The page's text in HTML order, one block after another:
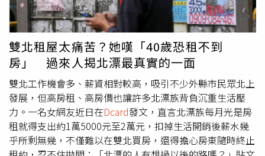
千元薪水更重要」、「發展性好的公司，比短期高薪更有價
值」。也有人提醒，薪資與職稱同樣不能完全忽略，「第一
份工作的薪水，往往會影響下一份工作的談薪基準」、「職
稱也會影響未來轉職與升遷空間」，建議新鮮人在評估工作
時，不妨將薪資、制度、培訓資源及未來發展一併納入考
量。另有不少過來人分享自身經驗，認為沒有任何一份工作
是完美的，職涯方向往往是在不斷嘗試中逐漸找到答案。有
人建議，年輕最大的本錢就是勇於探索，透過不同工作了解
自己的興趣、能力與適合的方向；若沒有特殊情況，第一份
工作最好能累積至少一年的資歷，不僅有助於履歷完整，也
規則不盡相同，因此現金仍是最方便、最通用的支付方式，
「花錢太方便會讓我不小心花太多」、「有時候點開手機覺
得麻煩 用現金還比較快」、「因為台灣被盜刷很難抓得到
人啊」、「認真覺得臺灣電子支付超不便民，很多都只收特
定信用卡、有的還規定只能簽帳卡，在那邊綁定的時間，我
都可以付現走人了」。
雙北租屋太痛苦？她嘆「40歲恐租不到
房」 過來人揭北漂最真實的一面
雙北工作機會多、薪資相對較高，吸引不少外縣市民眾北上
發展，但高房租、高房價也讓許多北漂族背負沉重生活壓
力。一名女網友近日在Dcard發文，直言北漂族每月光是房
租就得支出約1萬5000元至2萬元，扣掉生活開銷後薪水幾
乎所剩無幾，不僅難以在雙北買房，還得擔心房東隨時終止